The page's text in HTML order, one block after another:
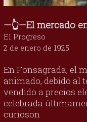
—👆—El mercado
El Progreso
2 de enero de 1925
En Fonsagrada, el
animado, debido al
vendido a precios
celebrada
curioson